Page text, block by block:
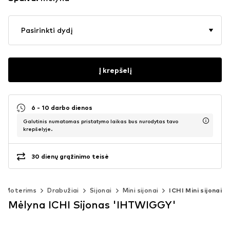
Pasirinkti dydį
Į krepšelį
6 - 10 darbo dienos
Galutinis numatomas pristatymo laikas bus nurodytas tavo
krepšelyje.
30 dienų grąžinimo teisė
Moterims Drabužiai Sijonai Mini sijonai ICHI Mini sijonai
Mėlyna ICHI Sijonas 'IHTWIGGY'